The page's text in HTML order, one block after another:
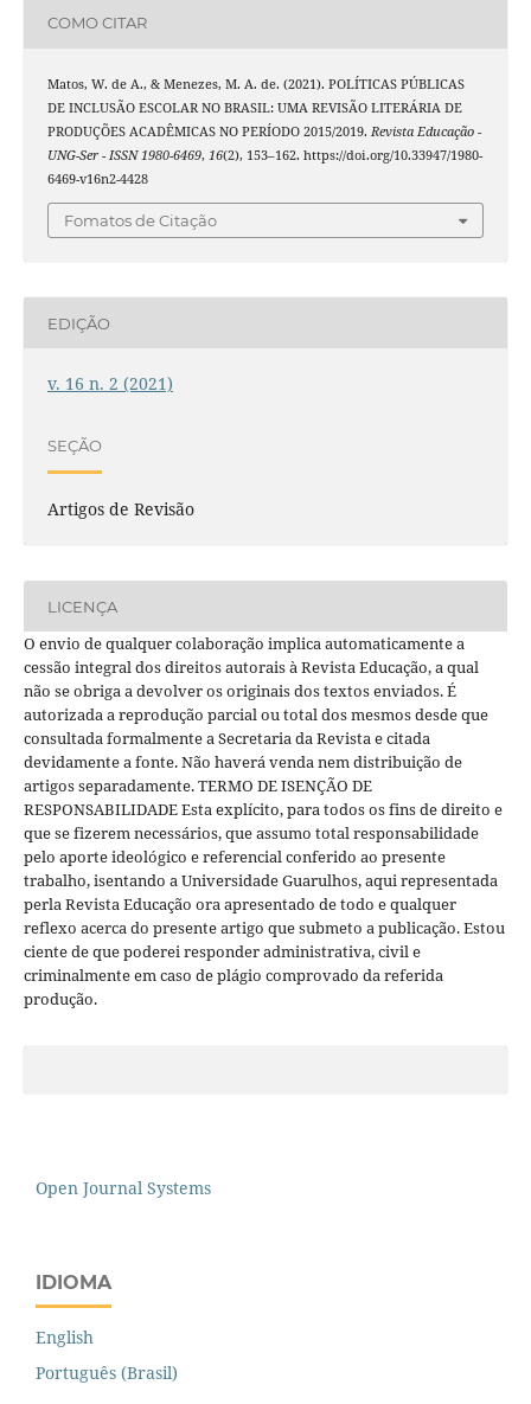
COMO CITAR
Matos, W. de A., & Menezes, M. A. de. (2021). POLÍTICAS PÚBLICAS
DE INCLUSÃO ESCOLAR NO BRASIL: UMA REVISÃO LITERÁRIA DE
PRODUÇÕES ACADÊMICAS NO PERÍODO 2015/2019. Revista Educação -
UNG-Ser - ISSN 1980-6469, 16(2), 153–162. https://doi.org/10.33947/1980-
6469-v16n2-4428
Fomatos de Citação
EDIÇÃO
v. 16 n. 2 (2021)
SEÇÃO
Artigos de Revisão
LICENÇA
O envio de qualquer colaboração implica automaticamente a
cessão integral dos direitos autorais à Revista Educação, a qual
não se obriga a devolver os originais dos textos enviados. É
autorizada a reprodução parcial ou total dos mesmos desde que
consultada formalmente a Secretaria da Revista e citada
devidamente a fonte. Não haverá venda nem distribuição de
artigos separadamente. TERMO DE ISENÇÃO DE
RESPONSABILIDADE Esta explícito, para todos os fins de direito e
que se fizerem necessários, que assumo total responsabilidade
pelo aporte ideológico e referencial conferido ao presente
trabalho, isentando a Universidade Guarulhos, aqui representada
perla Revista Educação ora apresentado de todo e qualquer
reflexo acerca do presente artigo que submeto a publicação. Estou
ciente de que poderei responder administrativa, civil e
criminalmente em caso de plágio comprovado da referida
produção.
Open Journal Systems
IDIOMA
English
Português (Brasil)